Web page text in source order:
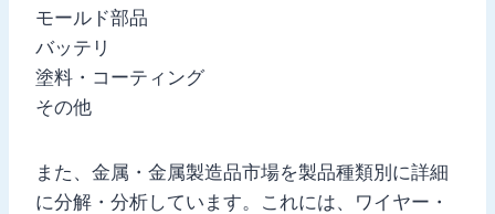
モールド部品
バッテリ
塗料・コーティング
その他
また、金属・金属製造品市場を製品種類別に詳細
に分解・分析しています。これには、ワイヤー・